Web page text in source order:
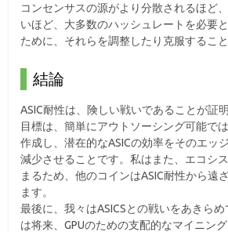
コンセンサスの源がより分散されるほど
いほど、大多数のハッシュレートを必要
ために、それらを調整したり克服するこ
結論
ASIC耐性は、険しい戦いであることが証
目標は、簡単にアウトソーシング可能で
作成し、潜在的なASICの効率をそのエッ
減少させることです。私はまた、エコシ
まるため、他のコインはASIC耐性から遠
ます。
最後に、我々はASICSとの戦いをあきら
は将来、GPUのための支配的なマイニン